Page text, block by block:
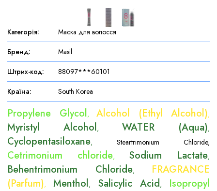
Категорія: Маска для волосся
Бренд: Masil
Штрих-код: 88097***60101
Країна: South Korea
Propylene Glycol, Alcohol (Ethyl Alcohol),
Myristyl Alcohol, WATER (Aqua),
Cyclopentasiloxane, Steartrimonium Chloride,
Cetrimonium chloride, Sodium Lactate,
Behentrimonium Chloride, FRAGRANCE
(Parfum), Menthol, Salicylic Acid, Isopropyl